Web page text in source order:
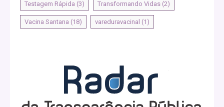
Testagem Rápida (3) Transformando Vidas (2)
Vacina Santana (18) vareduravacinal (1)